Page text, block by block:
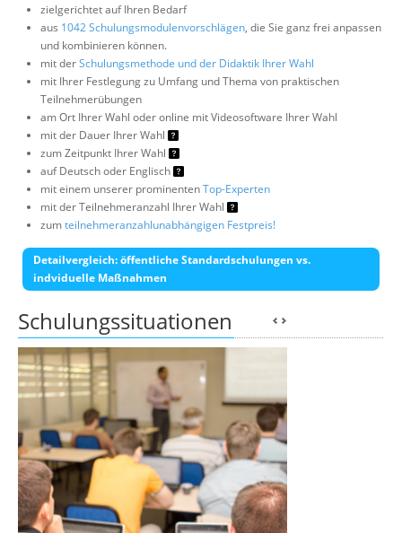
zielgerichtet auf Ihren Bedarf
aus 1042 Schulungsmodulenvorschlägen, die Sie ganz frei anpassen
und kombinieren können.
mit derSchulungsmethode und der Didaktik Ihrer Wahl
mit Ihrer Festlegung zu Umfang und Thema von praktischen
Teilnehmerübungen
am Ort Ihrer Wahl oder online mit Videosoftware Ihrer Wahl
mit der Dauer Ihrer Wahl
zum Zeitpunkt Ihrer Wahl
auf Deutsch oder Englisch
mit einem unserer prominentenTop-Experten
mit der Teilnehmeranzahl Ihrer Wahl
zumteilnehmeranzahlunabhängigen Festpreis!
Detailvergleich: öffentliche Standardschulungen vs.
indviduelle Maßnahmen
Schulungssituationen